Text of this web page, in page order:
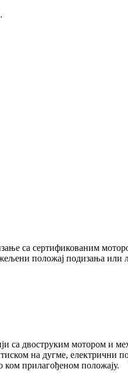
мотором
положај подизања
двоструким мотором и
на дугме, електрични
ком прилагођеном положају.